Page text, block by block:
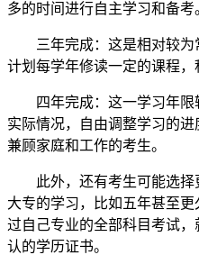
多的时间进行自主学习和备考
三年完成：这是相对较为
计划每学年修读一定的课程，
四年完成：这一学习年限
实际情况，自由调整学习的
兼顾家庭和工作的考生。
此外，还有考生可能选择
大专的学习，比如五年甚至
过自己专业的全部科目考试
认的学历证书。